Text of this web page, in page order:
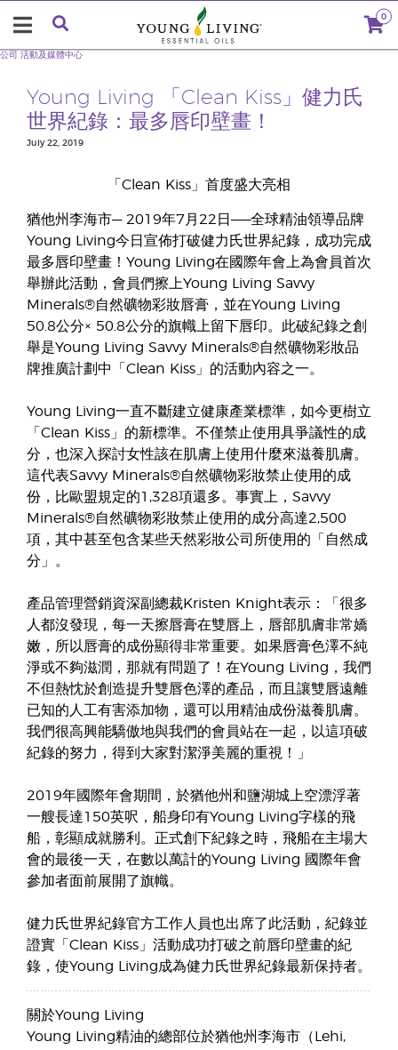
0
公司 活動及媒體中心
Young Living 「Clean Kiss」健力氏
世界紀錄：最多唇印壁畫！
July 22, 2019
「Clean Kiss」首度盛大亮相
猶他州李海市— 2019年7月22日——全球精油領導品牌
Young Living今日宣佈打破健力氏世界紀錄，成功完成
最多唇印壁畫！Young Living在國際年會上為會員首次
舉辦此活動，會員們擦上Young Living Savvy
Minerals®自然礦物彩妝唇膏，並在Young Living
50.8公分× 50.8公分的旗幟上留下唇印。此破紀錄之創
舉是Young Living Savvy Minerals®自然礦物彩妝品
牌推廣計劃中「Clean Kiss」的活動內容之一。
Young Living一直不斷建立健康產業標準，如今更樹立
「Clean Kiss」的新標準。不僅禁止使用具爭議性的成
分，也深入探討女性該在肌膚上使用什麼來滋養肌膚。
這代表Savvy Minerals®自然礦物彩妝禁止使用的成
份，比歐盟規定的1,328項還多。事實上，Savvy
Minerals®自然礦物彩妝禁止使用的成分高達2,500
項，其中甚至包含某些天然彩妝公司所使用的「自然成
分」。
產品管理營銷資深副總裁Kristen Knight表示：「很多
人都沒發現，每一天擦唇膏在雙唇上，唇部肌膚非常嬌
嫩，所以唇膏的成份顯得非常重要。如果唇膏色澤不純
淨或不夠滋潤，那就有問題了！在Young Living，我們
不但熱忱於創造提升雙唇色澤的產品，而且讓雙唇遠離
已知的人工有害添加物，還可以用精油成份滋養肌膚。
我們很高興能驕傲地與我們的會員站在一起，以這項破
紀錄的努力，得到大家對潔淨美麗的重視！」
2019年國際年會期間，於猶他州和鹽湖城上空漂浮著
一艘長達150英呎，船身印有Young Living字樣的飛
船，彰顯成就勝利。正式創下紀錄之時，飛船在主場大
會的最後一天，在數以萬計的Young Living 國際年會
參加者面前展開了旗幟。
健力氏世界紀錄官方工作人員也出席了此活動，紀錄並
證實「Clean Kiss」活動成功打破之前唇印壁畫的紀
錄，使Young Living成為健力氏世界紀錄最新保持者。
關於Young Living
Young Living精油的總部位於猶他州李海市（Lehi,